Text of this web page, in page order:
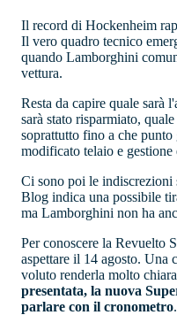
Il record di Hockenheim
Il vero quadro tecnico
quando Lamborghini
vettura.
Resta da capire quale sarà
sarà stato risparmiato,
soprattutto fino a che
modificato telaio e gestione
Ci sono poi le indiscrezioni
Blog indica una possibile
ma Lamborghini non ha
Per conoscere la Revuelto
aspettare il 14 agosto. Una
voluto renderla molto
presentata, la nuova
parlare con il cronometro.